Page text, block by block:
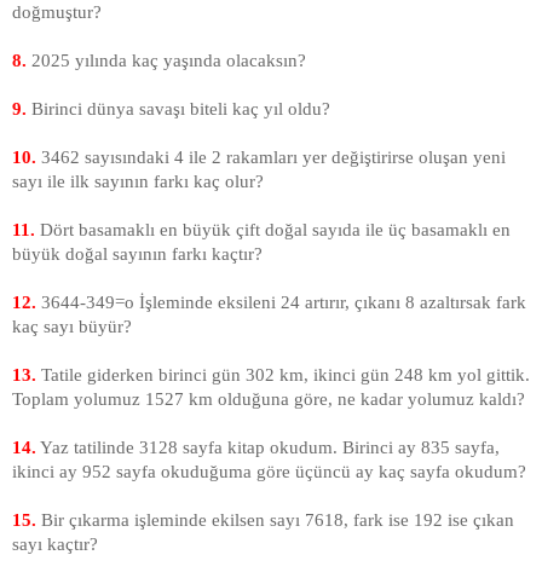
doğmuştur?
8. 2025 yılında kaç yaşında olacaksın?
9. Birinci dünya savaşı biteli kaç yıl oldu?
10. 3462 sayısındaki 4 ile 2 rakamları yer değiştirirse oluşan yeni
sayı ile ilk sayının farkı kaç olur?
11. Dört basamaklı en büyük çift doğal sayıda ile üç basamaklı en
büyük doğal sayının farkı kaçtır?
12. 3644-349=o İşleminde eksileni 24 artırır, çıkanı 8 azaltırsak fark
kaç sayı büyür?
13. Tatile giderken birinci gün 302 km, ikinci gün 248 km yol gittik.
Toplam yolumuz 1527 km olduğuna göre, ne kadar yolumuz kaldı?
14. Yaz tatilinde 3128 sayfa kitap okudum. Birinci ay 835 sayfa,
ikinci ay 952 sayfa okuduğuma göre üçüncü ay kaç sayfa okudum?
15. Bir çıkarma işleminde ekilsen sayı 7618, fark ise 192 ise çıkan
sayı kaçtır?